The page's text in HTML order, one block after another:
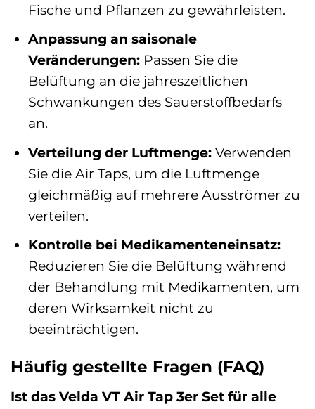
Fische und Pflanzen zu gewährleisten.
Anpassung an saisonale
Veränderungen:Passen Sie die
Belüftung an die jahreszeitlichen
Schwankungen des Sauerstoffbedarfs
an.
Verteilung der Luftmenge:Verwenden
Sie die Air Taps, um die Luftmenge
gleichmäßig auf mehrere Ausströmer zu
verteilen.
Kontrolle bei Medikamenteneinsatz:
Reduzieren Sie die Belüftung während
der Behandlung mit Medikamenten, um
deren Wirksamkeit nicht zu
beeinträchtigen.
Häufig gestellte Fragen (FAQ)
Ist das Velda VT Air Tap 3er Set für alle